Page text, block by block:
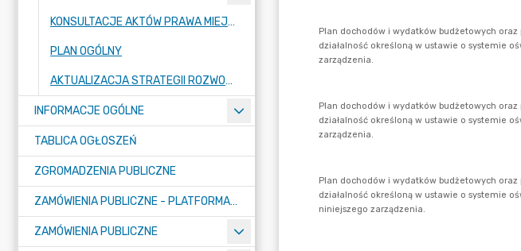
KONSULTACJE AKTÓW PRAWA MIEJSCOWEGO I INNYCH AKTÓW PRAWNYCH
PLAN OGÓLNY
AKTUALIZACJA STRATEGII ROZWOJU GMINY RASZYN
INFORMACJE OGÓLNE
TABLICA OGŁOSZEŃ
ZGROMADZENIA PUBLICZNE
ZAMÓWIENIA PUBLICZNE - PLATFORMA ZAKUPOWA (OD 01.05.2025R.)
ZAMÓWIENIA PUBLICZNE